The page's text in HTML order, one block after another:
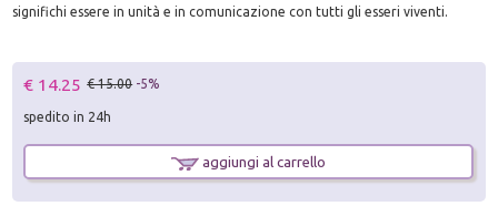
significhi essere in unità e in comunicazione con tutti gli esseri viventi.
€ 14.25 € 15.00 -5%
spedito in 24h
aggiungi al carrello